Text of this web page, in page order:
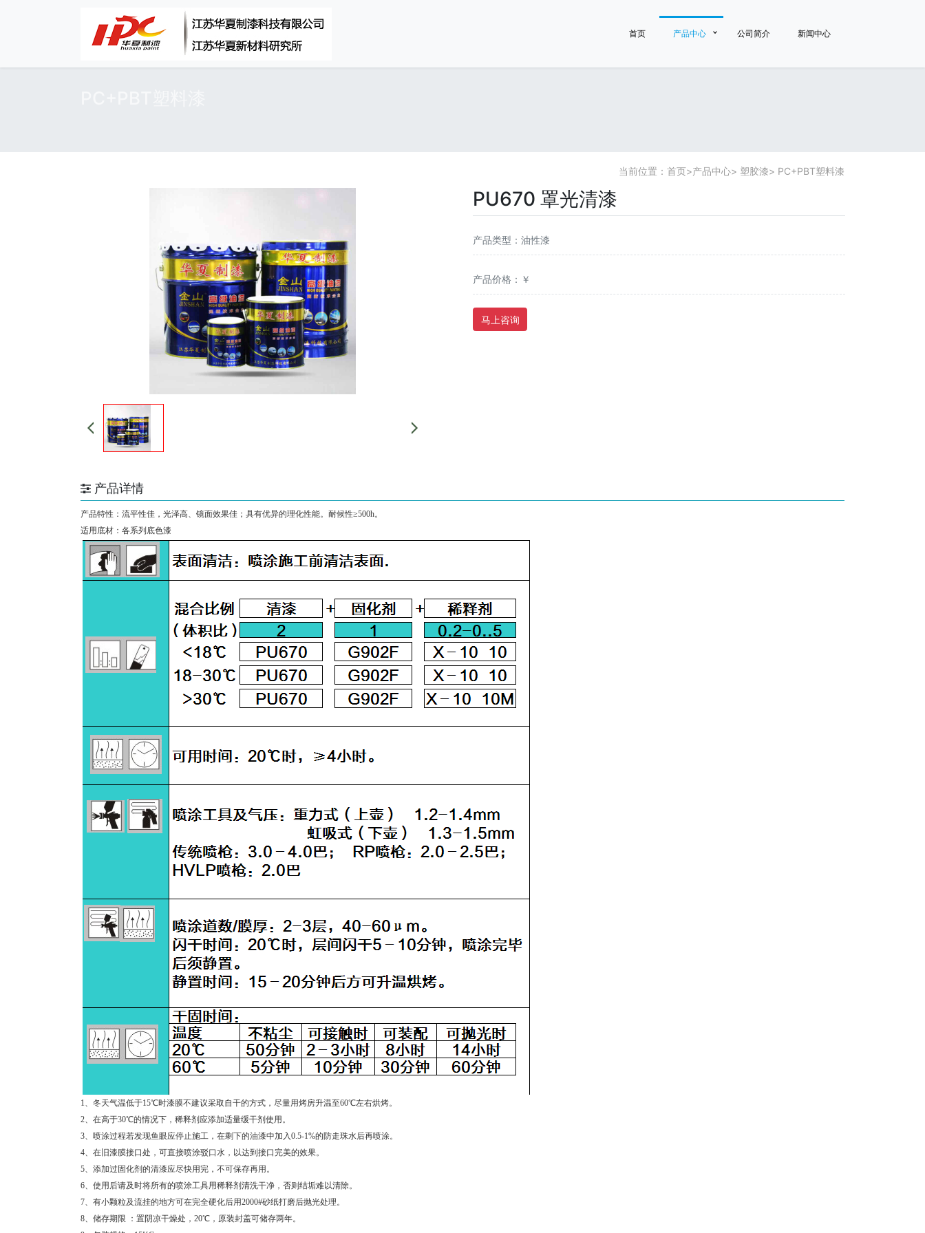
首页 产品中心 公司简介 新闻中心
当前位置： 首页>产品中心> 塑胶漆> PC+PBT塑料漆
PU670 罩光清漆
产品类型：油性漆
产品价格：￥
马上咨询
产品详情
产品特性：流平性佳，光泽高、镜面效果佳；具有优异的理化性能。耐候性≥500h。
适用底材：各系列底色漆
1、冬天气温低于15℃时漆膜不建议采取自干的方式，尽量用烤房升温至60℃左右烘烤。
2、在高于30℃的情况下，稀释剂应添加适量缓干剂使用。
3、喷涂过程若发现鱼眼应停止施工，在剩下的油漆中加入0.5-1%的防走珠水后再喷涂。
4、在旧漆膜接口处，可直接喷涂驳口水，以达到接口完美的效果。
5、添加过固化剂的清漆应尽快用完，不可保存再用。
6、使用后请及时将所有的喷涂工具用稀释剂清洗干净，否则结垢难以清除。
7、有小颗粒及流挂的地方可在完全硬化后用2000#砂纸打磨后抛光处理。
8、储存期限 ：置阴凉干燥处，20℃，原装封盖可储存两年。